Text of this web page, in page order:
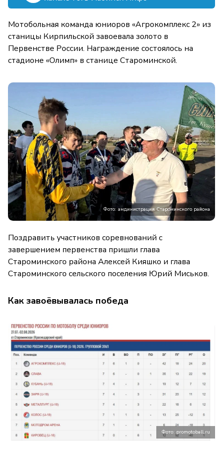
Мотобольная команда юниоров «Агрокомплекс 2» из
станицы Кирпильской завоевала золото в
Первенстве России. Награждение состоялось на
стадионе «Олимп» в станице Староминской.
Фото: амдинистрация Староминского района
Поздравить участников соревнований с
завершением первенства пришли глава
Староминского района Алексей Кияшко и глава
Староминского сельского поселения Юрий Миськов.
Как завоёвывалась победа
Фото: promotoball.ru